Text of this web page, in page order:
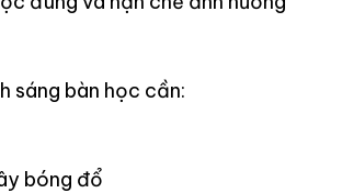
sáng bàn học cần:
bóng đổ